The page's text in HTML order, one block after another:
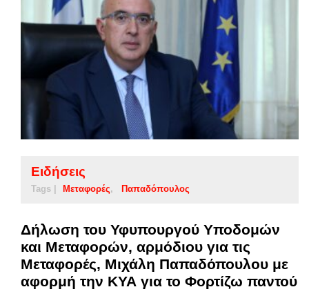
Ειδήσεις
Tags | Μεταφορές Παπαδόπουλος
Δήλωση του Υφυπουργού Υποδομών
και Μεταφορών, αρμόδιου για τις
Μεταφορές, Μιχάλη Παπαδόπουλου με
αφορμή την ΚΥΑ για το Φορτίζω παντού